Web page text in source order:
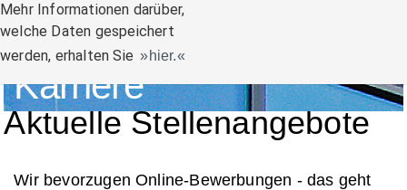
Mehr Informationen darüber,
welche Daten gespeichert
werden, erhalten Sie
hier.
Karriere
Aktuelle Stellenangebote
Wir bevorzugen Online-Bewerbungen - das geht